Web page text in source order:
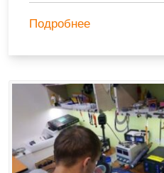
Подробнее